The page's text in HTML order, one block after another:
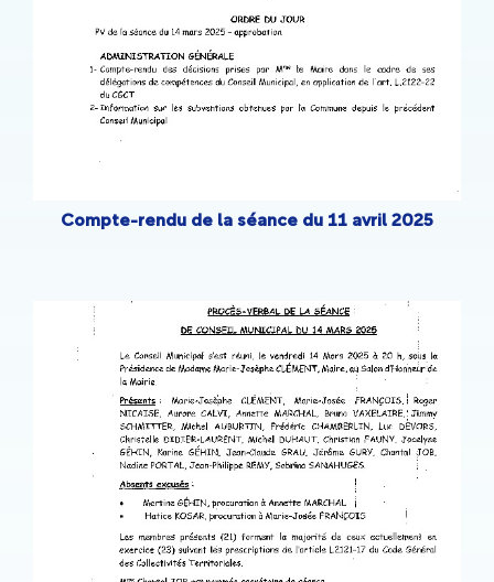
Compte-rendu de la séance du 11 avril 2025